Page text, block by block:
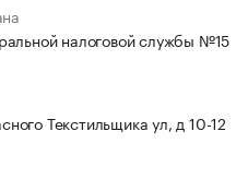
налоговой службы №15
Текстильщика ул, д 10-12